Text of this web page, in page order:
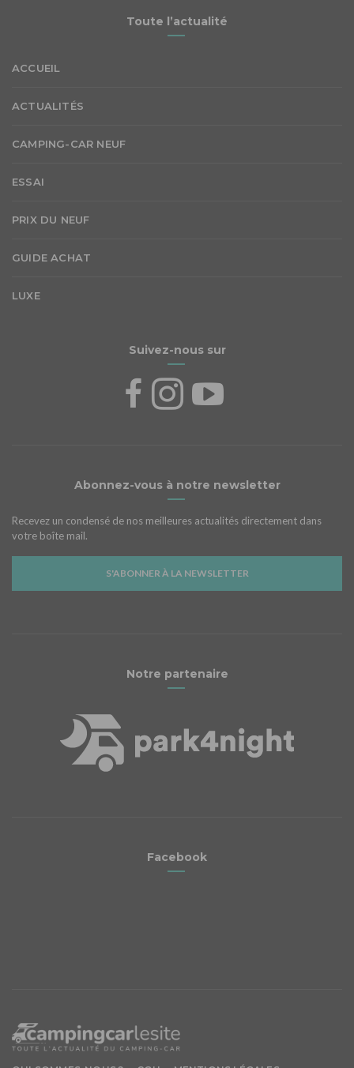
Toute l’actualité
ACCUEIL
ACTUALITÉS
CAMPING-CAR NEUF
ESSAI
PRIX DU NEUF
GUIDE ACHAT
LUXE
Suivez-nous sur
Abonnez-vous à notre newsletter
Recevez un condensé de nos meilleures actualités directement dans
votre boîte mail.
S'ABONNER À LA NEWSLETTER
Notre partenaire
Facebook